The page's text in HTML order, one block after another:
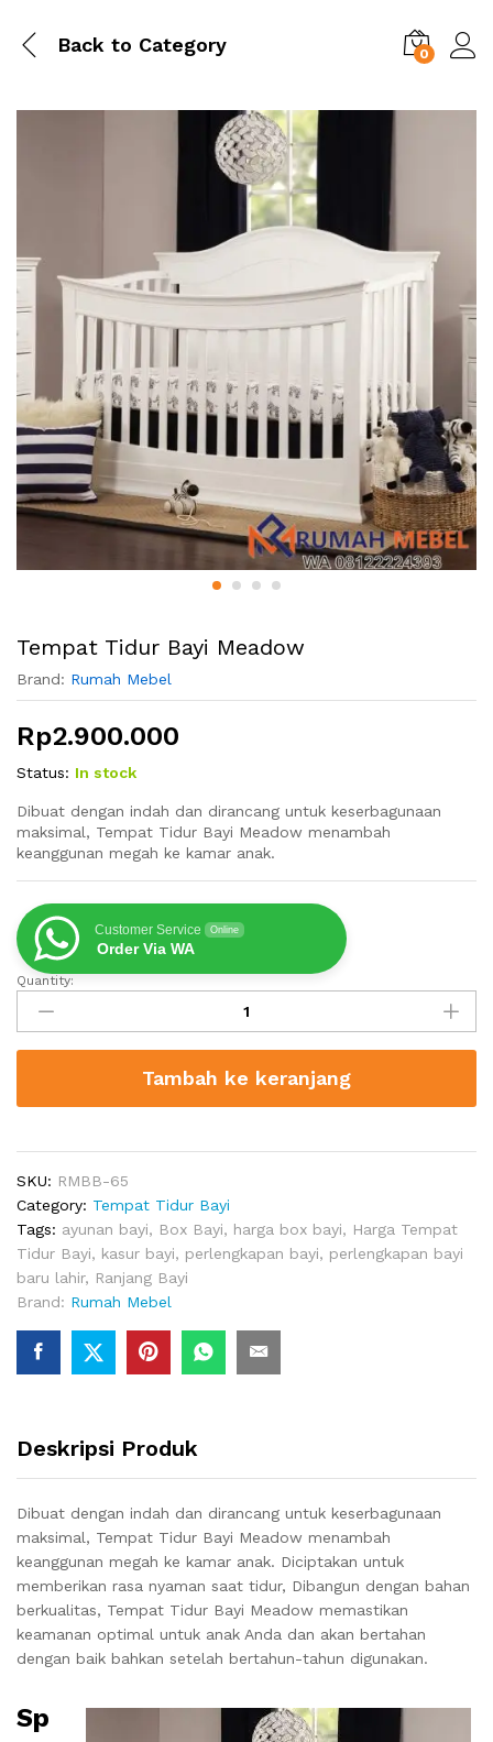
Back to Category 0
Tempat Tidur Bayi Meadow
Brand: Rumah Mebel
Rp2.900.000
Status: In stock
Dibuat dengan indah dan dirancang untuk keserbagunaan
maksimal, Tempat Tidur Bayi Meadow menambah
keanggunan megah ke kamar anak.
Customer Service Online
Order Via WA
Tempat
Tidur
Bayi
Meadow
Quantity:
Tambah ke keranjang
SKU: RMBB-65
Category: Tempat Tidur Bayi
Tags: ayunan bayi, Box Bayi, harga box bayi, Harga Tempat
Tidur Bayi, kasur bayi, perlengkapan bayi, perlengkapan bayi
baru lahir, Ranjang Bayi
Brand: Rumah Mebel
Deskripsi Produk
Dibuat dengan indah dan dirancang untuk keserbagunaan
maksimal, Tempat Tidur Bayi Meadow menambah
keanggunan megah ke kamar anak. Diciptakan untuk
memberikan rasa nyaman saat tidur, Dibangun dengan bahan
berkualitas, Tempat Tidur Bayi Meadow memastikan
keamanan optimal untuk anak Anda dan akan bertahan
dengan baik bahkan setelah bertahun-tahun digunakan.
Sp